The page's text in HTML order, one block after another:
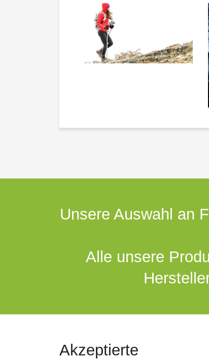
Unsere Auswahl an
Alle unsere
Akzeptierte